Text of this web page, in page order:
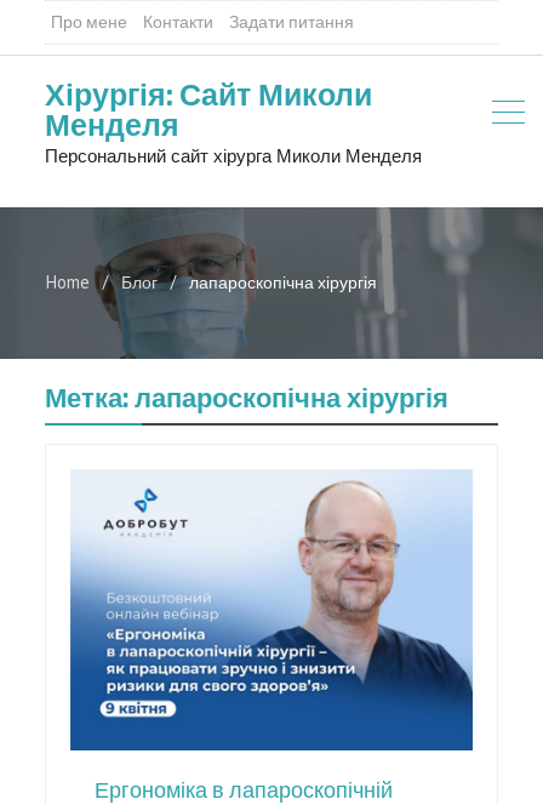
Про мене Контакти Задати питання
Хірургія: Сайт Миколи
Менделя
Персональний сайт хірурга Миколи Менделя
Home Блог лапароскопічна хірургія
Метка:лапароскопічна хірургія
Ергономіка в лапароскопічній